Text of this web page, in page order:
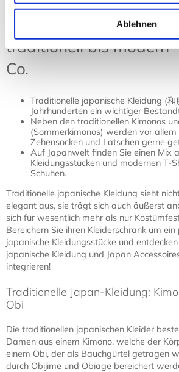
Ablehnen
Japanische Kleidung –
traditionell bis modern
Co.
Traditionelle japanische Kleidung (
Jahrhunderten ein wichtiger
Neben den traditionellen Kimonos
(Sommerkimonos) werden vor
Zehensocken und Latschen gerne
Auf Japanwelt finden Sie einen Mix
Kleidungsstücken und modernen T-
Schuhen.
Traditionelle japanische Kleidung sieht
elegant aus, sie trägt sich auch äußerst
sich für wesentlich mehr als nur
Bereichern Sie ihren Kleiderschrank um
japanische Kleidungsstücke und
japanische Kleidung und Japan
integrieren!
Traditionelle Japan-Kleidung:
Obi
Die traditionellen japanischen Kleider
Damen aus einem Kimono, welche der
einem Obi, der als Bauchgürtel getragen
durch Obijime und Obiage bereichert